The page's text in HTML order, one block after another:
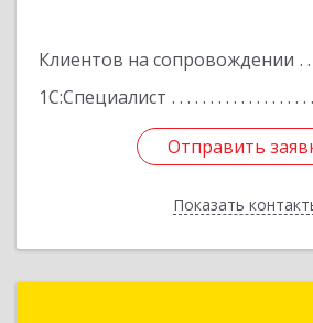
Клиентов на сопровождении
1С:Специалист
Отправить
Показать
Отправить
Назад